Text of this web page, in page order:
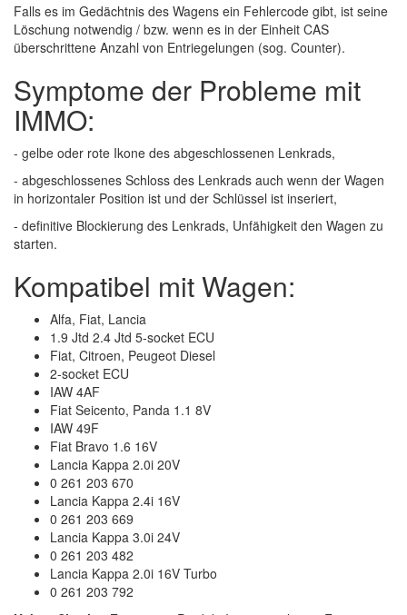
Falls es im Gedächtnis des Wagens ein Fehlercode gibt, ist seine
Löschung notwendig / bzw. wenn es in der Einheit CAS
überschrittene Anzahl von Entriegelungen (sog. Counter).
Symptome der Probleme mit
IMMO:
- gelbe oder rote Ikone des abgeschlossenen Lenkrads,
- abgeschlossenes Schloss des Lenkrads auch wenn der Wagen
in horizontaler Position ist und der Schlüssel ist inseriert,
- definitive Blockierung des Lenkrads, Unfähigkeit den Wagen zu
starten.
Kompatibel mit Wagen:
Alfa, Fiat, Lancia
1.9 Jtd 2.4 Jtd 5-socket ECU
Fiat, Citroen, Peugeot Diesel
2-socket ECU
IAW 4AF
Fiat Seicento, Panda 1.1 8V
IAW 49F
Fiat Bravo 1.6 16V
Lancia Kappa 2.0i 20V
0 261 203 670
Lancia Kappa 2.4i 16V
0 261 203 669
Lancia Kappa 3.0i 24V
0 261 203 482
Lancia Kappa 2.0i 16V Turbo
0 261 203 792